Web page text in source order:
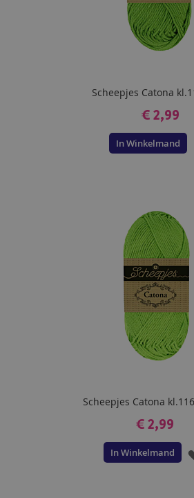
Scheepjes Catona
€ 2,99
In Winkelmand
Scheepjes Catona
€ 2,99
In Winkelmand